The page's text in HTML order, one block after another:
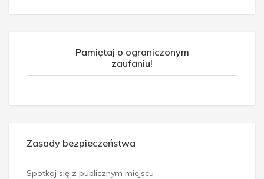
Pamiętaj o ograniczonym
zaufaniu!
Zasady bezpieczeństwa
Spotkaj się z publicznym miejscu